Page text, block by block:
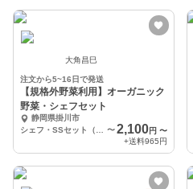
大角昌巳
注文から5~16日で発送
【規格外野菜利用】オーガニック
野菜・シェフセット
静岡県掛川市
〜 2,100円 〜
+送料965円